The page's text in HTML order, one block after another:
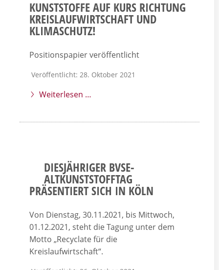
KUNSTSTOFFE AUF KURS RICHTUNG
KREISLAUFWIRTSCHAFT UND
KLIMASCHUTZ!
Positionspapier veröffentlicht
Veröffentlicht: 28. Oktober 2021
Weiterlesen …
DIESJÄHRIGER BVSE-
ALTKUNSTSTOFFTAG
PRÄSENTIERT SICH IN KÖLN
Von Dienstag, 30.11.2021, bis Mittwoch,
01.12.2021, steht die Tagung unter dem
Motto „Recyclate für die
Kreislaufwirtschaft“.